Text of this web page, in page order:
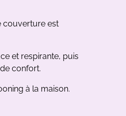
couverture est
et respirante, puis
confort.
à la maison.